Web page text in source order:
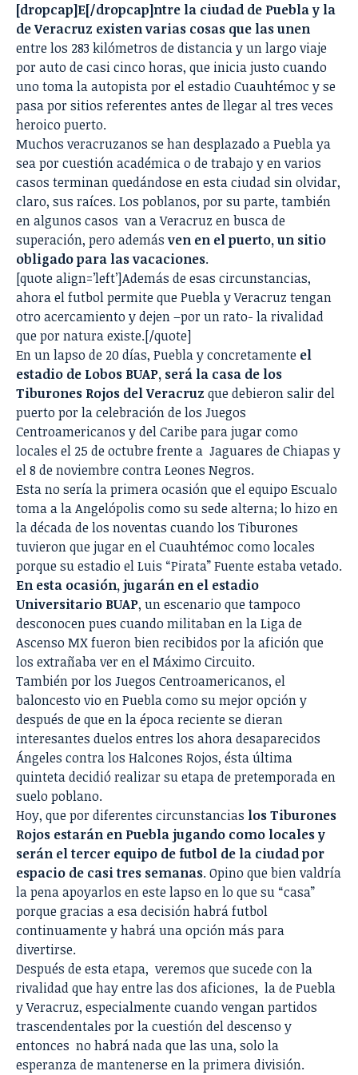
[dropcap]E[/dropcap]ntre la ciudad de Puebla y la
de Veracruz existen varias cosas que las unen
entre los 283 kilómetros de distancia y un largo viaje
por auto de casi cinco horas, que inicia justo cuando
uno toma la autopista por el estadio Cuauhtémoc y se
pasa por sitios referentes antes de llegar al tres veces
heroico puerto.
Muchos veracruzanos se han desplazado a Puebla ya
sea por cuestión académica o de trabajo y en varios
casos terminan quedándose en esta ciudad sin olvidar,
claro, sus raíces. Los poblanos, por su parte, también
en algunos casos van a Veracruz en busca de
superación, pero ademásven en el puerto, un sitio
obligado para las vacaciones.
[quote align=’left’]Además de esas circunstancias,
ahora el futbol permite que Puebla y Veracruz tengan
otro acercamiento y dejen –por un rato- la rivalidad
que por natura existe.[/quote]
En un lapso de 20 días, Puebla y concretamente el
estadio de Lobos BUAP, será la casa de los
Tiburones Rojos del Veracruz que debieron salir del
puerto por la celebración de los Juegos
Centroamericanos y del Caribe para jugar como
locales el 25 de octubre frente a Jaguares de Chiapas y
el 8 de noviembre contra Leones Negros.
Esta no sería la primera ocasión que el equipo Escualo
toma a la Angelópolis como su sede alterna; lo hizo en
la década de los noventas cuando los Tiburones
tuvieron que jugar en el Cuauhtémoc como locales
porque su estadio el Luis “Pirata” Fuente estaba vetado.
En esta ocasión, jugarán en el estadio
Universitario BUAP, un escenario que tampoco
desconocen pues cuando militaban en la Liga de
Ascenso MX fueron bien recibidos por la afición que
los extrañaba ver en el Máximo Circuito.
También por los Juegos Centroamericanos, el
baloncesto vio en Puebla como su mejor opción y
después de que en la época reciente se dieran
interesantes duelos entres los ahora desaparecidos
Ángeles contra los Halcones Rojos, ésta última
quinteta decidió realizar su etapa de pretemporada en
suelo poblano.
Hoy, que por diferentes circunstancias los Tiburones
Rojos estarán en Puebla jugando como locales y
serán el tercer equipo de futbol de la ciudad por
espacio de casi tres semanas. Opino que bien valdría
la pena apoyarlos en este lapso en lo que su “casa”
porque gracias a esa decisión habrá futbol
continuamente y habrá una opción más para
divertirse.
Después de esta etapa, veremos que sucede con la
rivalidad que hay entre las dos aficiones, la de Puebla
y Veracruz, especialmente cuando vengan partidos
trascendentales por la cuestión del descenso y
entonces no habrá nada que las una, solo la
esperanza de mantenerse en la primera división.